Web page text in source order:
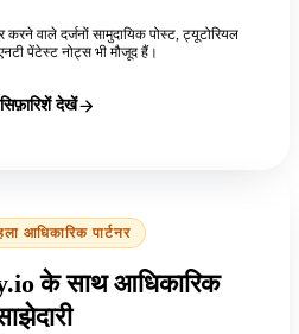
वाले दर्जनों सामुदायिक पोस्ट, ट्यूटोरियल
पेंटेस्ट नोट्स भी मौजूद हैं।
देखें
आधिकारिक पार्टनर
के साथ आधिकारिक